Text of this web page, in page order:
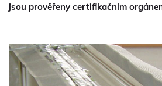
jsou prověřeny certifikačním